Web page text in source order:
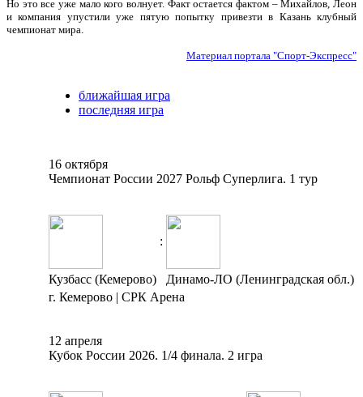
Но это все уже мало кого волнует. Факт остается фактом – Михайлов, Леон
и компания упустили уже пятую попытку привезти в Казань клубный
чемпионат мира.
Материал портала "Спорт-Экспресс"
ближайшая игра
последняя игра
16 октября
Чемпионат России 2027 Рольф Суперлига. 1 тур
:
Кузбасс (Кемерово)
Динамо-ЛО (Ленинградская обл.)
г. Кемерово | СРК Арена
12 апреля
Кубок России 2026. 1/4 финала. 2 игра